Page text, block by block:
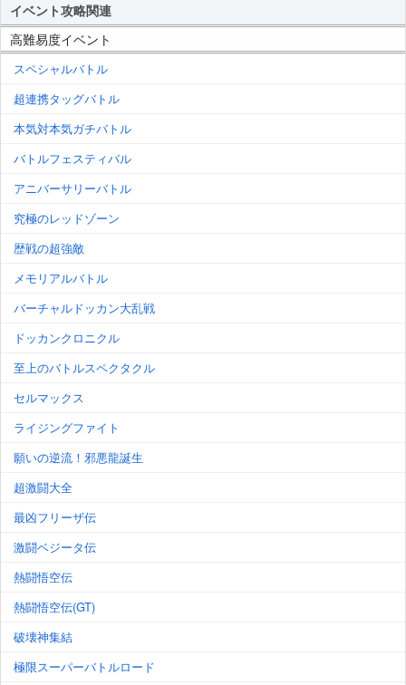
イベント攻略関連
高難易度イベント
スペシャルバトル
超連携タッグバトル
本気対本気ガチバトル
バトルフェスティバル
アニバーサリーバトル
究極のレッドゾーン
歴戦の超強敵
メモリアルバトル
バーチャルドッカン大乱戦
ドッカンクロニクル
至上のバトルスペクタクル
セルマックス
ライジングファイト
願いの逆流！邪悪龍誕生
超激闘大全
最凶フリーザ伝
激闘ベジータ伝
熱闘悟空伝
熱闘悟空伝(GT)
破壊神集結
極限スーパーバトルロード